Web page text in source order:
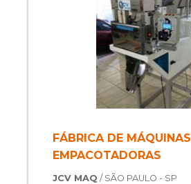
cortada em diversa....
FÁBRICA DE MÁQUINAS
EMPACOTADORAS
JCV MAQ / SÃO PAULO - SP